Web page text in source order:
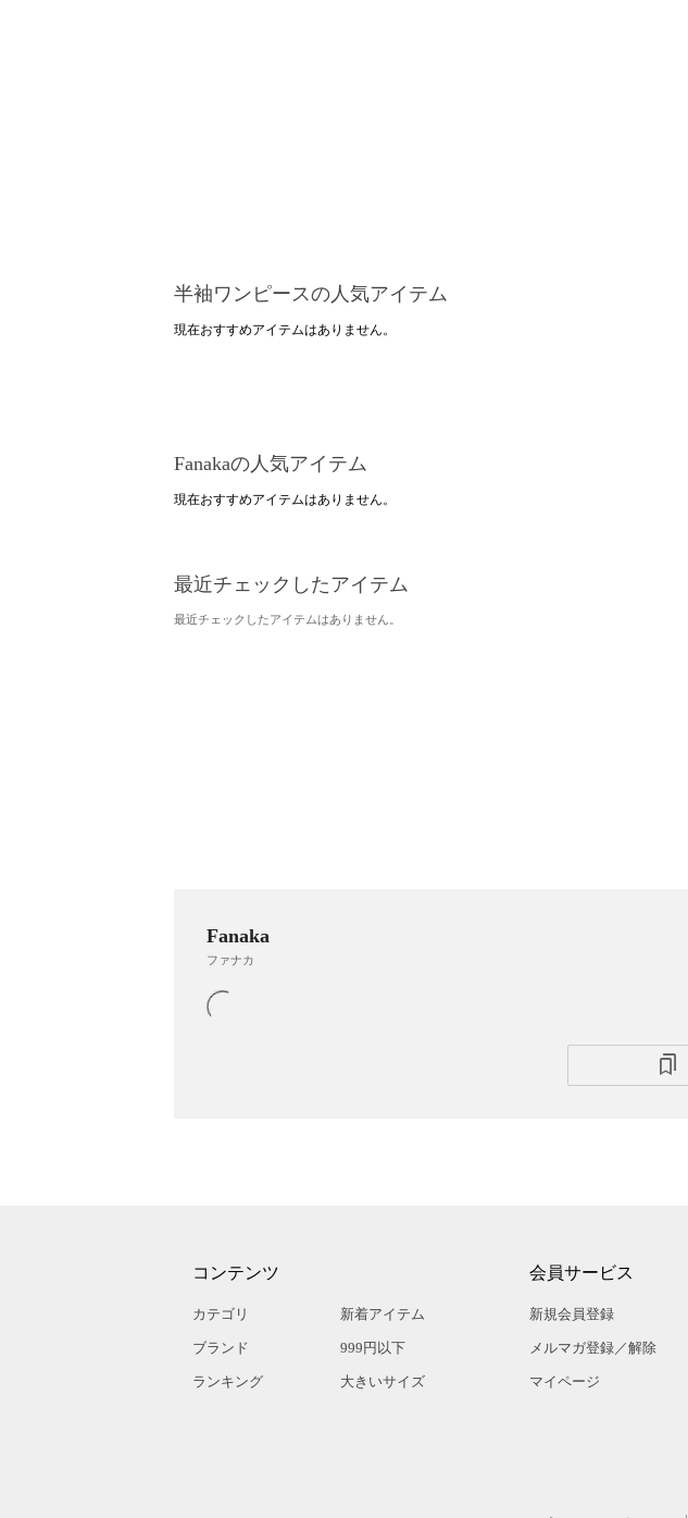
半袖ワンピースの人気アイテム
現在おすすめアイテムはありません。
Fanakaの人気アイテム
現在おすすめアイテムはありません。
最近チェックしたアイテム
最近チェックしたアイテムはありません。
Fanaka
ファナカ
コンテンツ
カテゴリ
ブランド
ランキング
新着アイテム
999円以下
大きいサイズ
会員サービス
新規会員登録
メルマガ登録／解除
マイページ